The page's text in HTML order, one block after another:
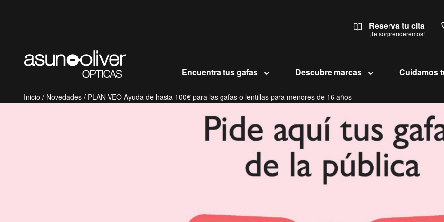
Reserva tu cita
¡Te sorprenderemos!
Encuentra tus gafas Descubre marcas Cuidamos
Inicio / Novedades / PLAN VEO Ayuda de hasta 100€ para las gafas o lentillas para menores de 16 años